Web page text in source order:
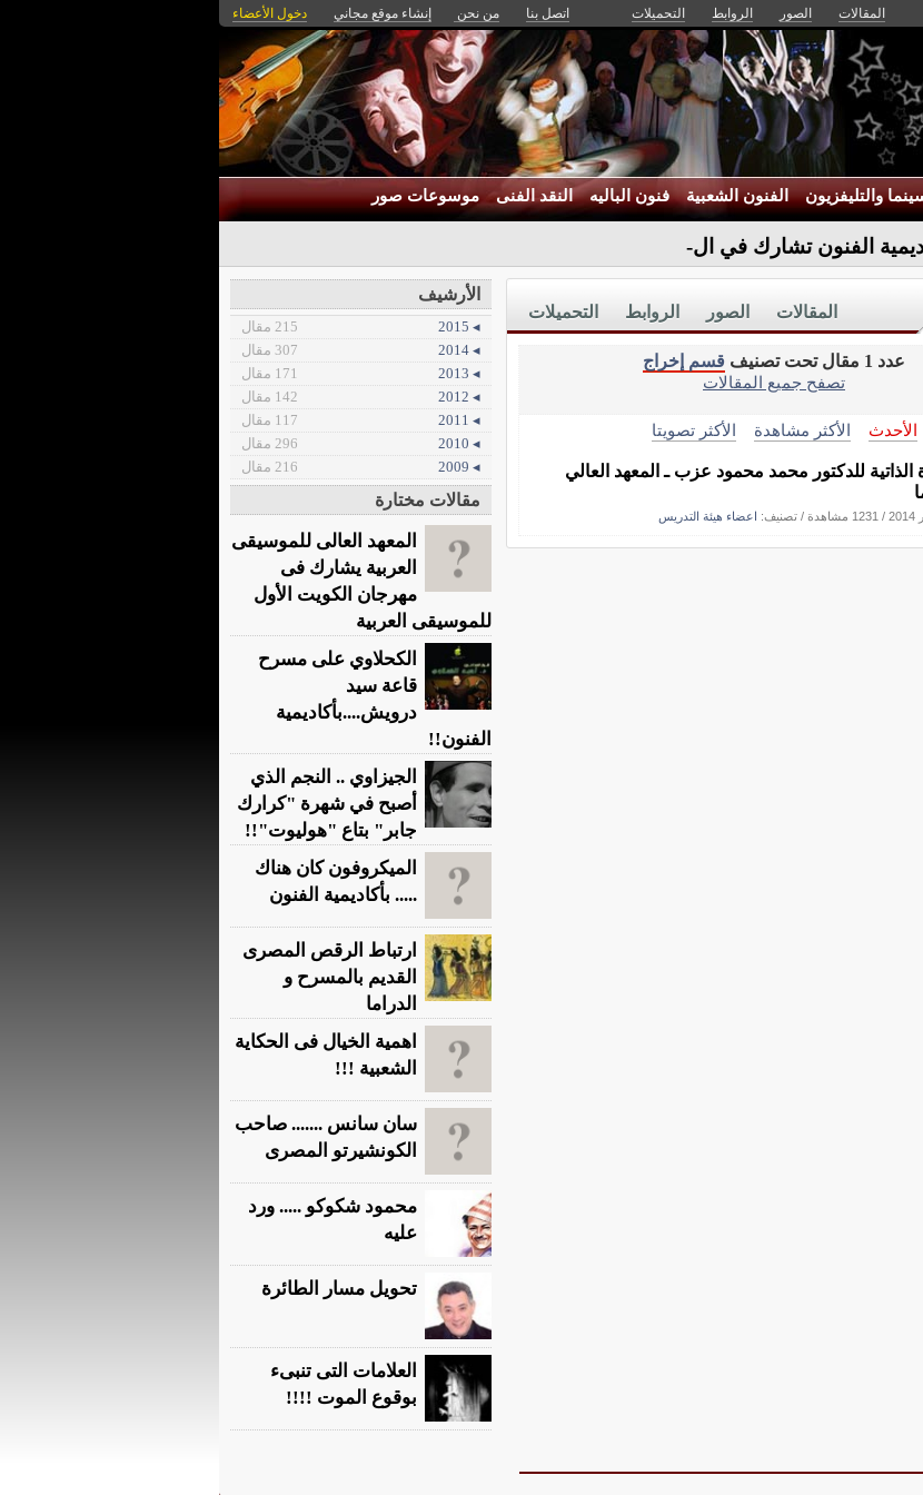
المقالات الصور الروابط التحميلات اتصل بنا من نحن إنشاء موقع مجاني دخول الأعضاء
والتليفزيون الفنون الشعبية فنون الباليه النقد الفنى موسوعات صور
الفنون تشارك في الحفل ال-
التحميلات الروابط الصور المقالات
عدد 1 مقال تحت تصنيف
قسم إخراج
تصفح جميع المقالات
الأحدث الأكثر مشاهدة الأكثر تصويتا
الذاتية للدكتور محمد محمود عزب ـ المعهد العالي
/ 1231 مشاهدة / تصنيف: اعضاء هيئة التدريس
الأرشيف
◂ 2015
215 مقال
◂ 2014
307 مقال
◂ 2013
171 مقال
◂ 2012
142 مقال
◂ 2011
117 مقال
◂ 2010
296 مقال
◂ 2009
216 مقال
مقالات مختارة
المعهد العالى للموسيقى
العربية يشارك فى
مهرجان الكويت الأول
للموسيقى العربية
الكحلاوي على مسرح
قاعة سيد
درويش....بأكاديمية
الفنون!!
الجيزاوي .. النجم الذي
أصبح في شهرة "كرارك
جابر" بتاع "هوليوت"!!
الميكروفون كان هناك
..... بأكاديمية الفنون
ارتباط الرقص المصرى
القديم بالمسرح و
الدراما
اهمية الخيال فى الحكاية
الشعبية !!!
سان سانس ....... صاحب
الكونشيرتو المصرى
محمود شكوكو ..... ورد
عليه
تحويل مسار الطائرة
العلامات التى تنبىء
بوقوع الموت !!!!